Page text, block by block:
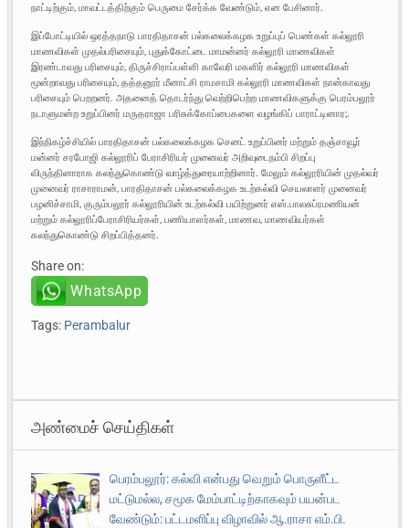
நாட்டிற்கும், மாவட்டத்திற்கும் பெருமை சேர்க்க வேண்டும், என பேசினார்.
இப்போட்டியில் ஒரத்தநாடு பாரதிதாசன் பல்கலைக்கழக உறுப்புப் பெண்கள் கல்லூரி
மாணவிகள் முதல்பரிசையும், புதுக்கோட்டை மாமன்னர் கல்லூரி மாணவிகள்
இரண்டாவது பரிசையும், திருச்சிராப்பள்ளி காவேரி மகளிர் கல்லூரி மாணவிகள்
மூன்றாவது பரிசையும், தத்தனூர் மீனாட்சி ராமசாமி கல்லூரி மாணவிகள் நான்காவது
பரிசையும் பெறறனர். அதனைத் தொடர்ந்து வெற்றிபெற்ற மாணவிகளுக்கு பெரம்பலூர்
நடாளுமன்ற உறுப்பினர் மருதராஜா பரிசுக்கோப்பைகளை வழங்கிப் பாராட்டினார;.
இந்நிகழ்ச்சியில் பாரதிதாசன் பல்கலைக்கழக செனட் உறுப்பினர் மற்றும் தஞ்சாவூர்
மன்னர் சரபோஜி கல்லூரிப் பேராசிரியர் முனைவர் அறிவுடைநம்பி சிறப்பு
விருந்தினாராக கலந்துகொண்டு வாழ்த்துரையாற்றினார். மேலும் கல்லூரியின் முதல்வர்
முனைவர் ராசாராமன், பாரதிதாசன் பல்கலைக்கழக உடற்கல்வி செயலாளர் முனைவர்
பழனிச்சாமி, குரும்பலூர் கல்லூரியின் உடற்கல்வி பயிற்றுனர் எஸ்.பாலசுப்ரமணியன்
மற்றும் கல்லூரிப்பேராசிரியர்கள், பணியாளர்கள், மாணவ, மாணவியர்கள்
கலந்துகொண்டு சிறப்பித்தனர்.
Share on:
WhatsApp
Tags: Perambalur
அண்மைச் செய்திகள்
பெரம்பலூர்: கல்வி என்பது வெறும் பொருளீட்ட
மட்டுமல்ல, சமூக மேம்பாட்டிற்காகவும் பயன்பட
வேண்டும்: பட்டமளிப்பு விழாவில் ஆ.ராசா எம்.பி.